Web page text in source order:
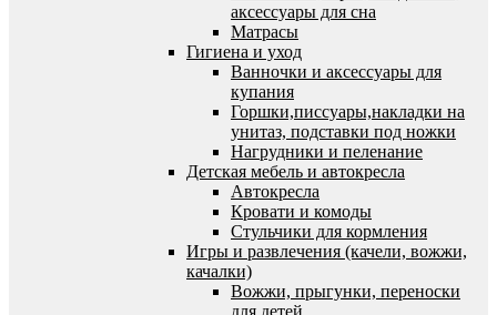
аксессуары для сна
Матрасы
Гигиена и уход
Ванночки и аксессуары для
купания
Горшки,писсуары,накладки на
унитаз, подставки под ножки
Нагрудники и пеленание
Детская мебель и автокресла
Автокресла
Кровати и комоды
Стульчики для кормления
Игры и развлечения (качели, вожжи,
качалки)
Вожжи, прыгунки, переноски
для детей